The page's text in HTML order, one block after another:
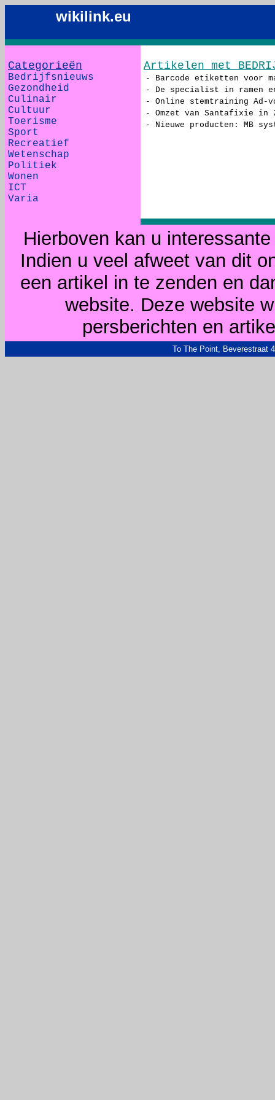
wikilink.eu
Categorieën
Bedrijfsnieuws
Gezondheid
Culinair
Cultuur
Toerisme
Sport
Recreatief
Wetenschap
Politiek
Wonen
ICT
Varia
Artikelen met
- Barcode etiketten voor
- De specialist in ramen
- Online stemtraining Ad-
- Omzet van Santafixie in
- Nieuwe producten: MB
Hierboven kan u
Indien u veel afweet van dit
een artikel in te zenden en
website. Deze website
persberichten en
To The Point, Beverestraat